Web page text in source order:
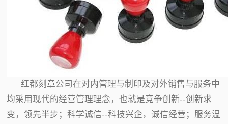
红都刻章公司在对内管理与制印及对外销售与服务中
均采用现代的经营管理理念，也就是竞争创新--创新求
变，领先半步；科学诚信--科技兴企，诚信经营；服务温